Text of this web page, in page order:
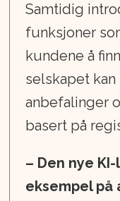
Samtidig
funksjoner
kundene å
selskapet
anbefalinger
basert på
– Den nye
eksempel på